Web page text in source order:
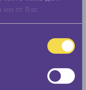
им от Вас